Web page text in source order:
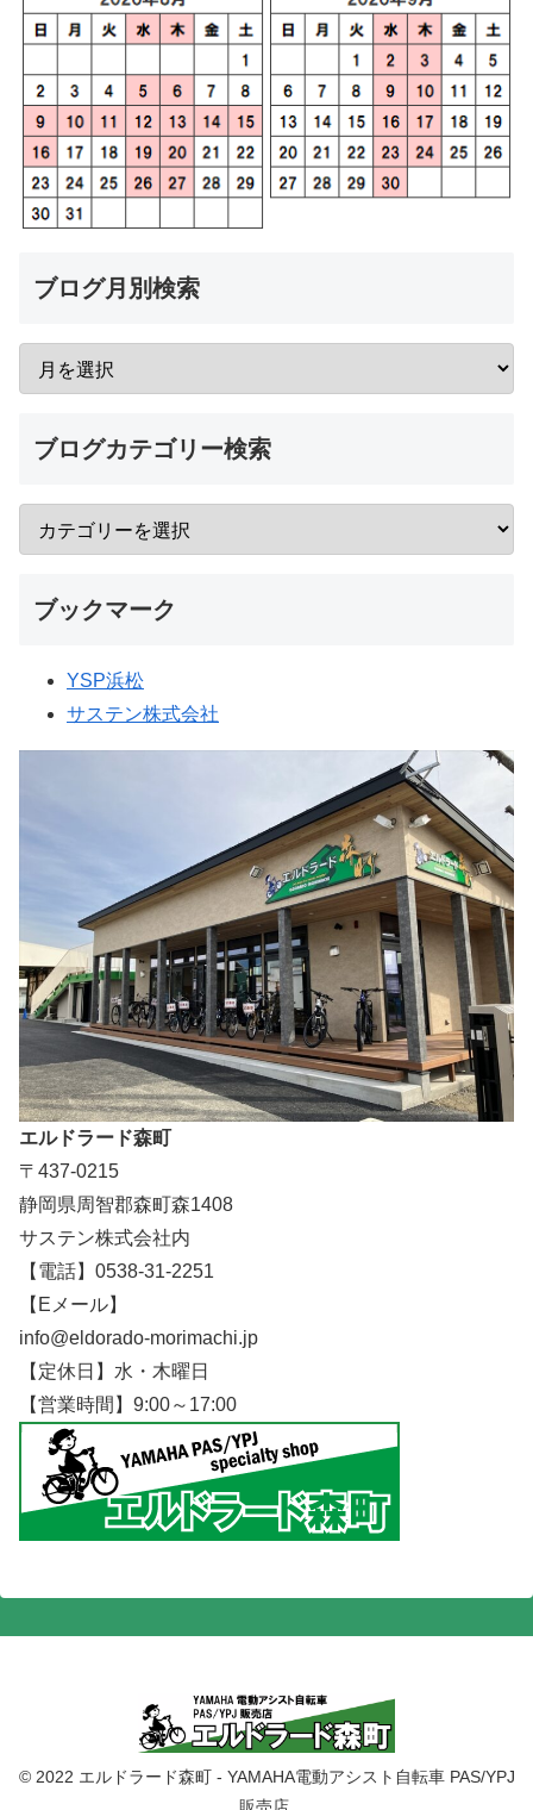
ブログ月別検索
ブログカテゴリー検索
ブックマーク
YSP浜松
サステン株式会社
エルドラード森町
〒437-0215
静岡県周智郡森町森1408
サステン株式会社内
【電話】0538-31-2251
【Eメール】
info@eldorado-morimachi.jp
【定休日】水・木曜日
【営業時間】9:00～17:00
© 2022 エルドラード森町 - YAMAHA電動アシスト自転車 PAS/YPJ